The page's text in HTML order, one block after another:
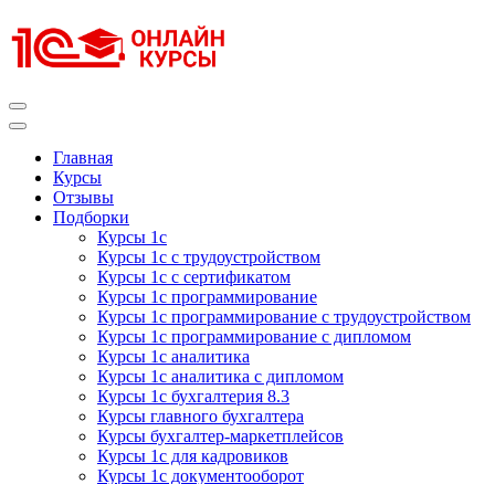
к
содержимому
Главная
Курсы
Отзывы
Подборки
Курсы 1с
Курсы 1с с трудоустройством
Курсы 1с с сертификатом
Курсы 1с программирование
Курсы 1с программирование с трудоустройством
Курсы 1с программирование с дипломом
Курсы 1с аналитика
Курсы 1с аналитика с дипломом
Курсы 1с бухгалтерия 8.3
Курсы главного бухгалтера
Курсы бухгалтер-маркетплейсов
Курсы 1с для кадровиков
Курсы 1с документооборот